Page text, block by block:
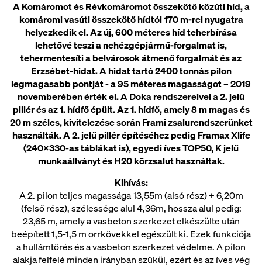
A Komáromot és Révkomáromot összekötő közúti híd, a
komáromi vasúti összekötő hídtól 170 m-rel nyugatra
helyezkedik el. Az új, 600 méteres híd teherbírása
lehetővé teszi a nehézgépjármű-forgalmat is,
tehermentesíti a belvárosok átmenő forgalmát és az
Erzsébet-hidat. A hidat tartó 2400 tonnás pilon
legmagasabb pontját - a 95 méteres magasságot – 2019
novemberében érték el. A Doka rendszereivel a 2. jelű
pillér és az 1. hídfő épült. Az 1. hídfő, amely 8 m magas és
20 m széles, kivitelezése során Frami zsalurendszerünket
használták. A 2. jelű pillér építéséhez pedig Framax Xlife
(240x330-as táblákat is), egyedi íves TOP50, K jelű
munkaállványt és H20 körzsalut használtak.
Kihívás:
A 2. pilon teljes magassága 13,55m (alsó rész) + 6,20m
(felső rész), szélessége alul 4,36m, hossza alul pedig:
23,65 m, amely a vasbeton szerkezet elkészülte után
beépített 1,5-1,5 m orrkövekkel egészült ki. Ezek funkciója
a hullámtörés és a vasbeton szerkezet védelme. A pilon
alakja felfelé minden irányban szűkül, ezért és az íves vég